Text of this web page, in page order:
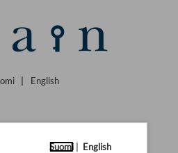
English
Suomi| English